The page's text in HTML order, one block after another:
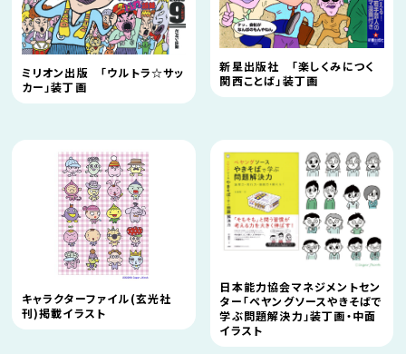
ミリオン出版 「ウルトラ☆サッ
カー」装丁画
新星出版社 「楽しくみにつく
関西ことば」装丁画
キャラクターファイル(玄光社
刊)掲載イラスト
日本能力協会マネジメントセン
ター「ペヤングソースやきそばで
学ぶ問題解決力」装丁画・中面
イラスト